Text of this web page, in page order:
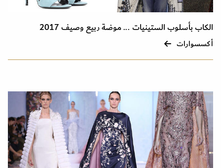
الكاب بأسلوب الستينيات ... موضة ربيع وصيف 2017
أكسسوارات